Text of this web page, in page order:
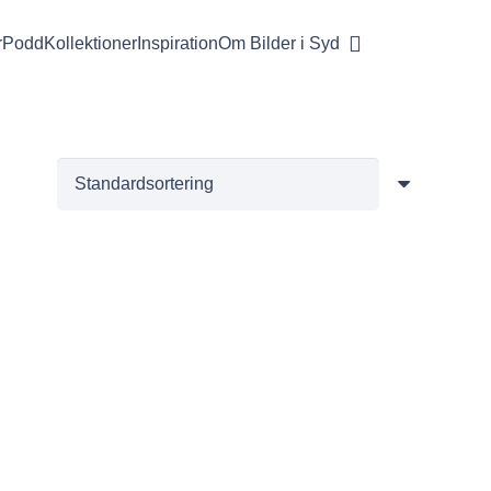
Podd Kollektioner InspirationOm Bilder i Syd